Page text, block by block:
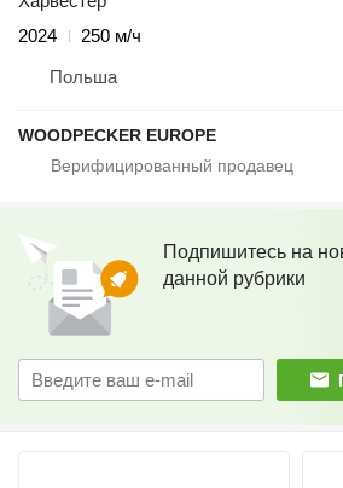
2024
250 м/ч
Польша
WOODPECKER EUROPE
Подпишитесь на
данной рубрики